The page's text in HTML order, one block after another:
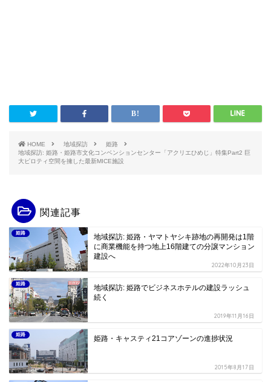
HOME 地域探訪
姫路
地域探訪: 姫路・姫路市文化コンベンションセンター「アクリエひめじ」特集Part2 巨
大ピロティ空間を擁した最新MICE施設
関連記事
姫路
地域探訪: 姫路・ヤマトヤシキ跡地の再開発は1階
に商業機能を持つ地上16階建ての分譲マンション
建設へ
2022年10月23日
姫路
地域探訪: 姫路でビジネスホテルの建設ラッシュ
続く
2019年11月16日
姫路 姫路・キャスティ21コアゾーンの進捗状況
2015年8月17日